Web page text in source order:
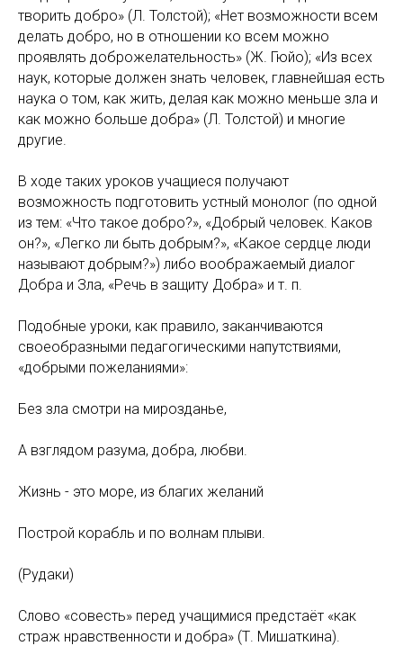
творить добро» (Л. Толстой); «Нет возможности всем
делать добро, но в отношении ко всем можно
проявлять доброжелательность» (Ж. Гюйо); «Из всех
наук, которые должен знать человек, главнейшая есть
наука о том, как жить, делая как можно меньше зла и
как можно больше добра» (Л. Толстой) и многие
другие.
В ходе таких уроков учащиеся получают
возможность подготовить устный монолог (по одной
из тем: «Что такое добро?», «Добрый человек. Каков
он?», «Легко ли быть добрым?», «Какое сердце люди
называют добрым?») либо воображаемый диалог
Добра и Зла, «Речь в защиту Добра» и т. п.
Подобные уроки, как правило, заканчиваются
своеобразными педагогическими напутствиями,
«добрыми пожеланиями»:
Без зла смотри на мирозданье,
А взглядом разума, добра, любви.
Жизнь - это море, из благих желаний
Построй корабль и по волнам плыви.
(Рудаки)
Слово «совесть» перед учащимися предстаёт «как
страж нравственности и добра» (Т. Мишаткина).